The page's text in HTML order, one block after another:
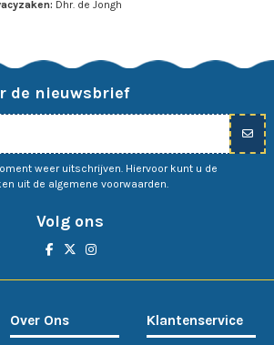
Dhr. de Jongh
de nieuwsbrief
weer uitschrijven. Hiervoor kunt u de
uit de algemene voorwaarden.
Volg ons
Over Ons Klantenservice